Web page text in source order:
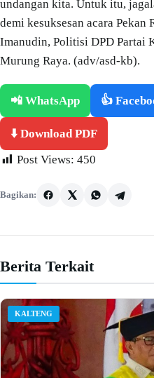
undangan kita. Untuk itu,
demi kesuksesan acara Pekan
Imanudin, Politisi DPD Partai
Murung Raya. (adv/asd-kb).
📲 WhatsApp 👍
⬇️ Download PDF
Post Views: 450
Bagikan:
Berita Terkait
KALTENG